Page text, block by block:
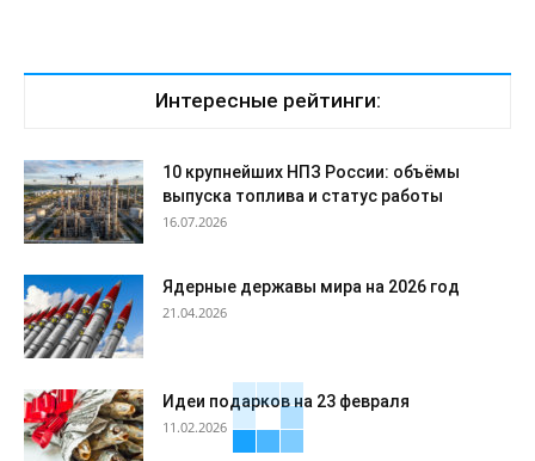
Интересные рейтинги:
10 крупнейших НПЗ России: объёмы
выпуска топлива и статус работы
16.07.2026
Ядерные державы мира на 2026 год
21.04.2026
Идеи подарков на 23 февраля
11.02.2026